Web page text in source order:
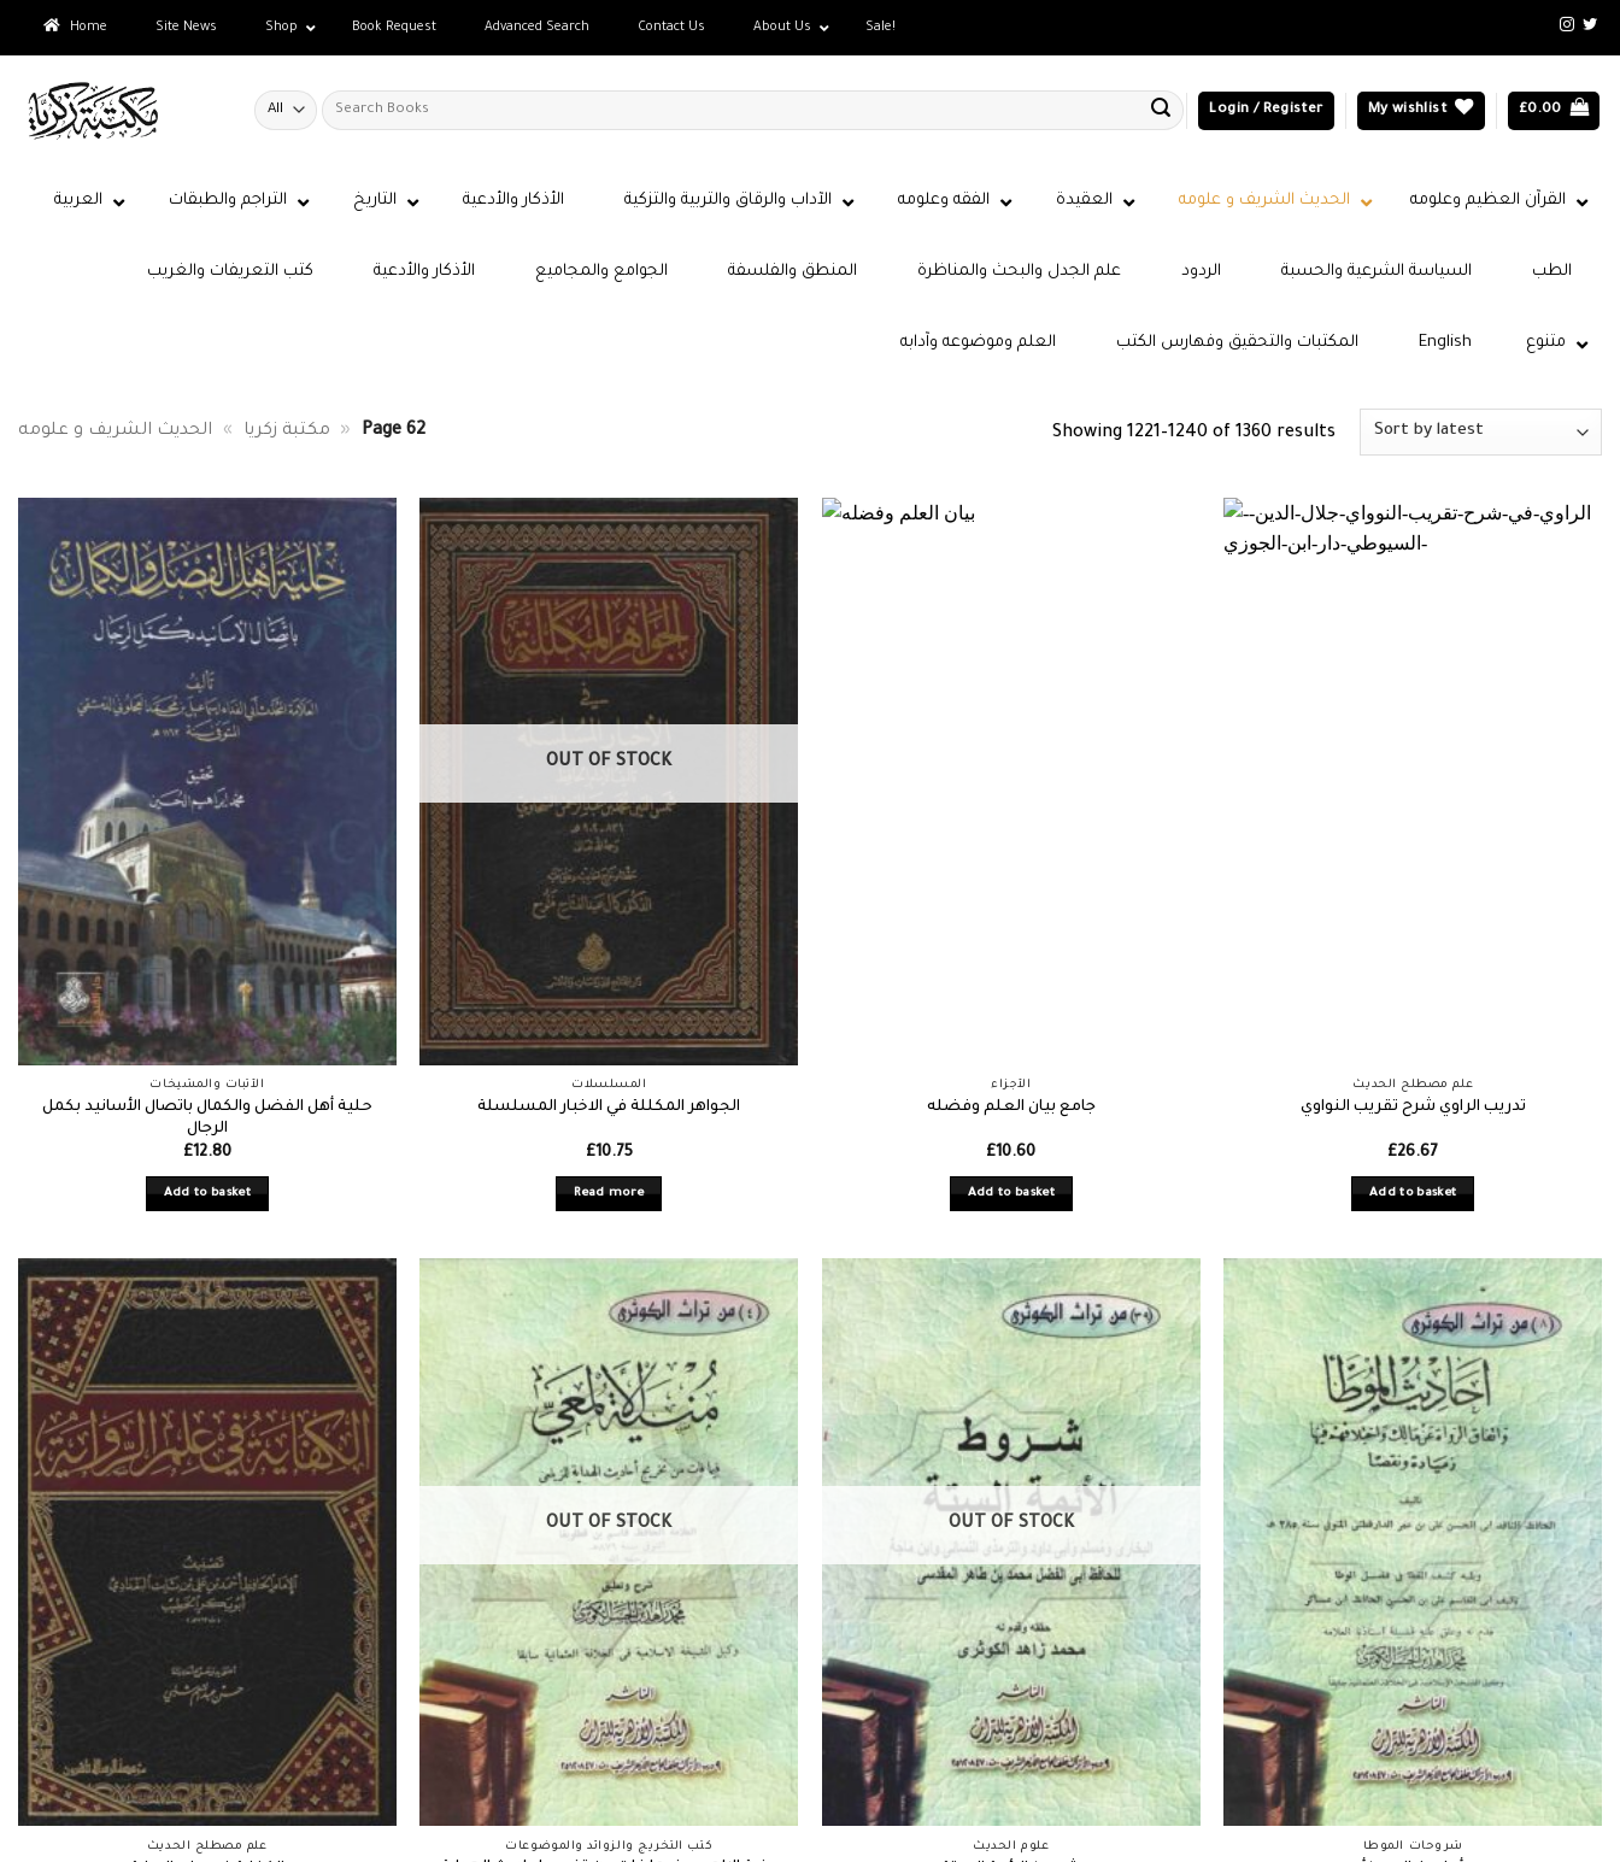
Home Site News Shop Book Request Advanced Search Contact Us About Us Sale!
Search
for:
Login / Register My wishlist £0.00
القرآن العظيم وعلومه الحديث الشريف و علومه العقيدة الفقه وعلومه الآداب والرقاق والتربية والتزكية الأذكار والأدعية التاريخ التراجم والطبقات العربية
كتب التعريفات والغريب الأذكار والأدعية الجوامع والمجاميع المنطق والفلسفة علم الجدل والبحث والمناظرة الردود السياسة الشرعية والحسبة الطب
العلم وموضوعه وآدابه المكتبات والتحقيق وفهارس الكتب متنوع English
مكتبة زكريا » الحديث الشريف و علومه » Page 62 Showing 1221–1240 of 1360 resultsSorted
الأثبات والمشيخات
حلية أهل الفضل والكمال باتصال الأسانيد بكمل
الرجال
£12.80
Add to basket
OUT OF STOCK
المسلسلات
الجواهر المكللة في الاخبار المسلسلة
£10.75
Read more
الأجزاء
جامع بيان العلم وفضله
£10.60
Add to basket
علم مصطلح الحديث
تدريب الراوي شرح تقريب النواوي
£26.67
Add to basket
علم مصطلح الحديث
OUT OF STOCK
كتب التخريج والزوائد والموضوعات
OUT OF STOCK
علوم الحديث شروحات الموطأ